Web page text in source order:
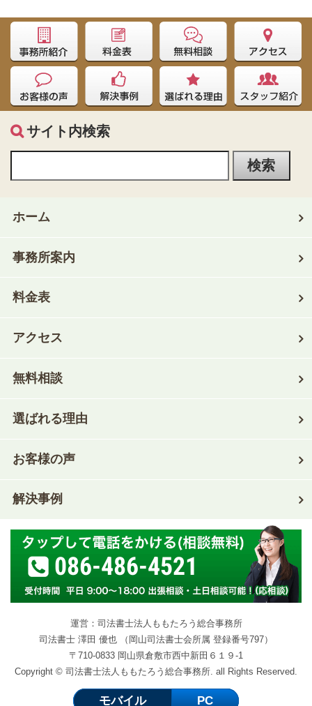
サイト内検索
ホーム
事務所案内
料金表
アクセス
無料相談
選ばれる理由
お客様の声
解決事例
086-486-4521
運営：司法書士法人ももたろう総合事務所
司法書士 澤田 優也 （岡山司法書士会所属 登録番号797）
〒710-0833 岡山県倉敷市西中新田６１９-1
Copyright © 司法書士法人ももたろう総合事務所. all Rights Reserved.
モバイル PC